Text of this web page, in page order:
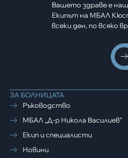
Вашето здраве е
Екипът на МБАЛ
всеки ден, по всяко
ЗА БОЛНИЦАТА
Ръководство
МБАЛ „Д-р Никола Василиев“
Екип и специалисти
Новини